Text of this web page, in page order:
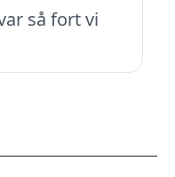
så fort vi